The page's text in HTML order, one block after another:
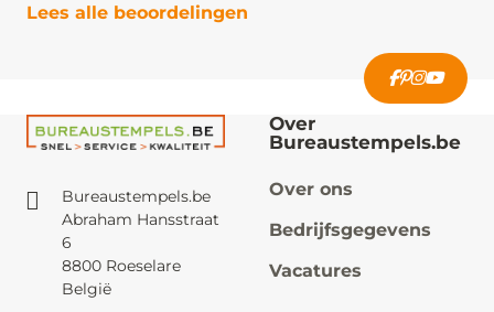
Lees alle beoordelingen
Bureaustempels.be
Abraham Hansstraat
6
8800 Roeselare
België
Over
Bureaustempels.be
Over ons
Bedrijfsgegevens
Vacatures